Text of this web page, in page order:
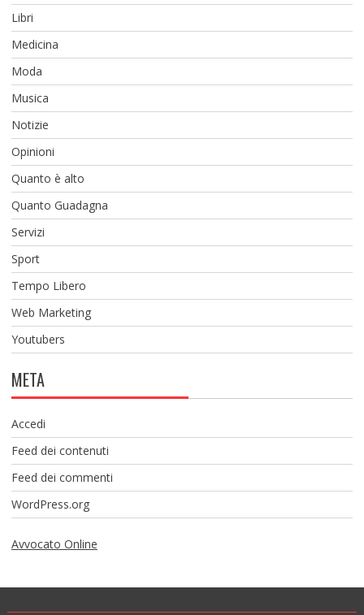
Libri
Medicina
Moda
Musica
Notizie
Opinioni
Quanto è alto
Quanto Guadagna
Servizi
Sport
Tempo Libero
Web Marketing
Youtubers
META
Accedi
Feed dei contenuti
Feed dei commenti
WordPress.org
Avvocato Online